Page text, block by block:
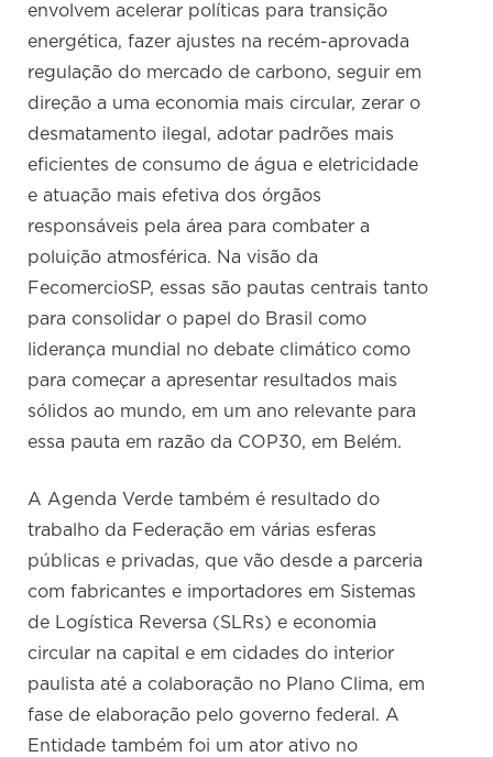
envolvem acelerar políticas para transição
energética, fazer ajustes na recém-aprovada
regulação do mercado de carbono, seguir em
direção a uma economia mais circular, zerar o
desmatamento ilegal, adotar padrões mais
eficientes de consumo de água e eletricidade
e atuação mais efetiva dos órgãos
responsáveis pela área para combater a
poluição atmosférica. Na visão da
FecomercioSP, essas são pautas centrais tanto
para consolidar o papel do Brasil como
liderança mundial no debate climático como
para começar a apresentar resultados mais
sólidos ao mundo, em um ano relevante para
essa pauta em razão da COP30, em Belém.
A Agenda Verde também é resultado do
trabalho da Federação em várias esferas
públicas e privadas, que vão desde a parceria
com fabricantes e importadores em Sistemas
de Logística Reversa (SLRs) e economia
circular na capital e em cidades do interior
paulista até a colaboração no Plano Clima, em
fase de elaboração pelo governo federal. A
Entidade também foi um ator ativo no